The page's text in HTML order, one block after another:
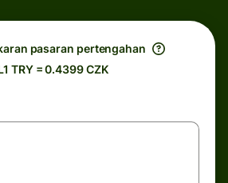
pasaran pertengahan
TRY = 0.4399 CZK